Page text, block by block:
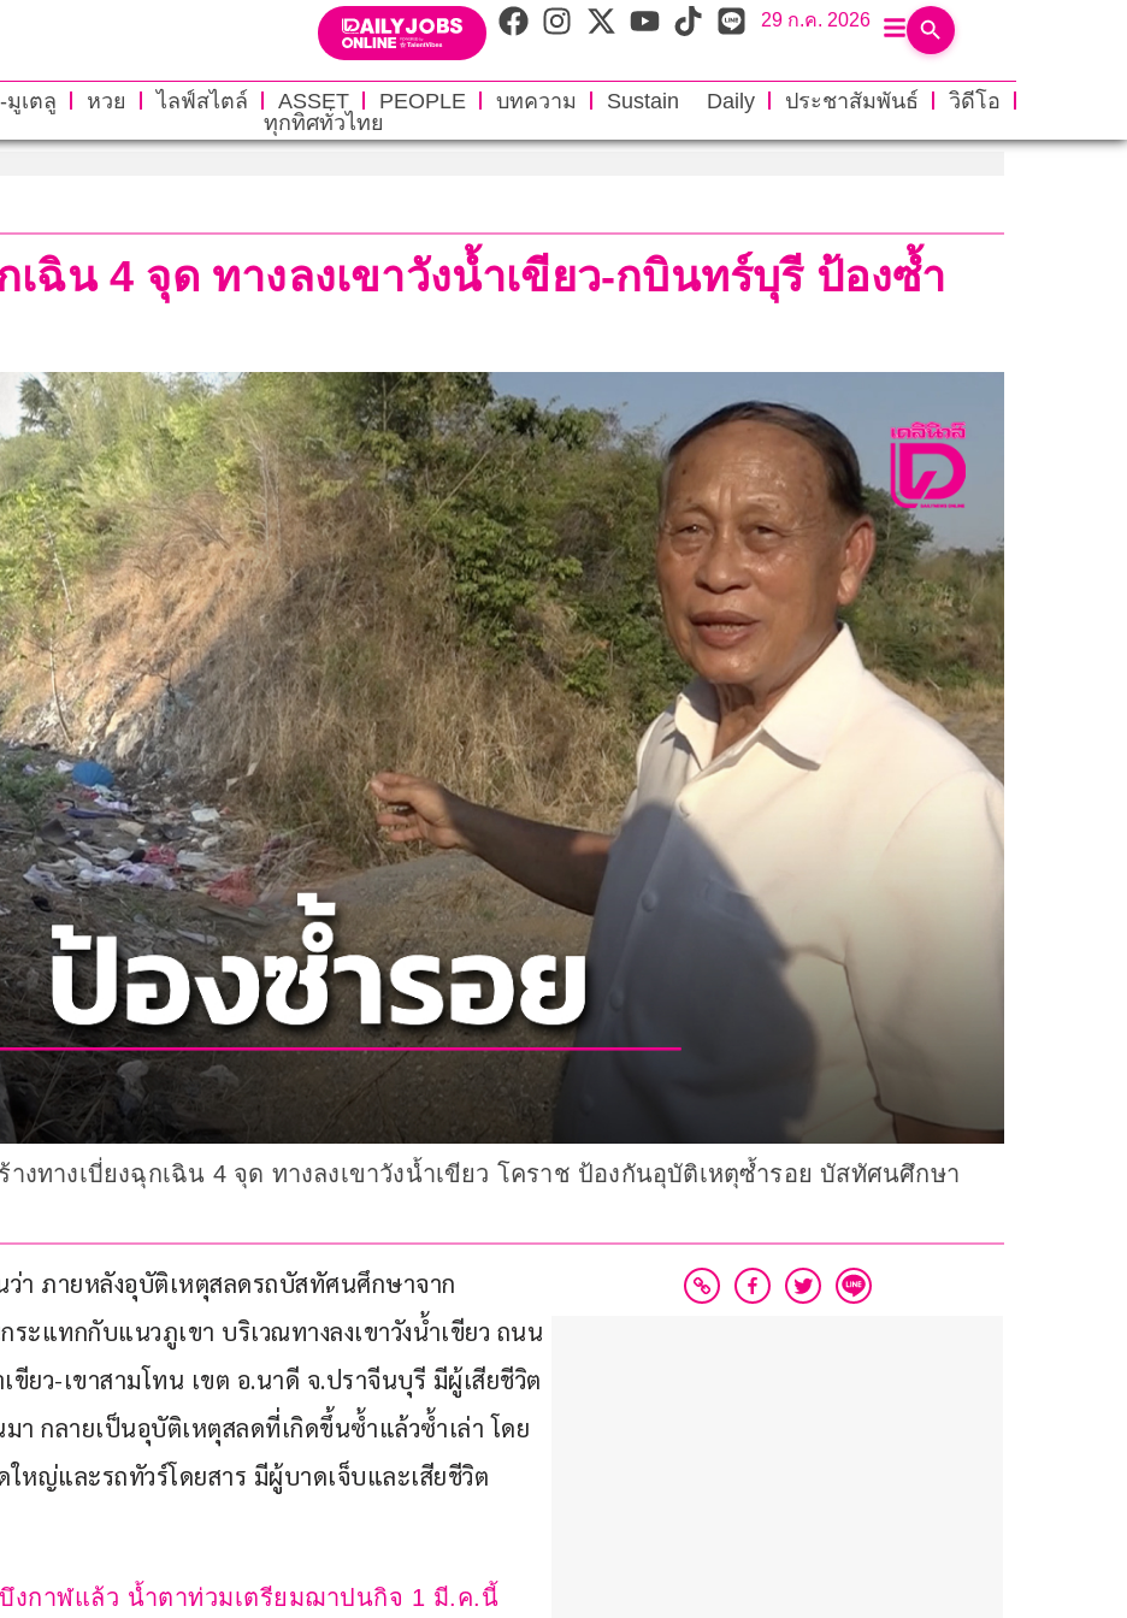
29 ก.ค. 2026
มูเตลู หวย ไลฟ์สไตล์ ASSET PEOPLE บทความ Sustain Daily ประชาสัมพันธ์
วิดีโอ
ทุกทิศทั่วไทย
เฉิน 4 จุด ทางลงเขาวังน้ำเขียว-กบินทร์บุรี ป้องซ้ำ
งทางเบี่ยงฉุกเฉิน 4 จุด ทางลงเขาวังน้ำเขียว โคราช ป้องกันอุบัติเหตุซ้ำรอย บัสทัศนศึกษา
ว่า ภายหลังอุบัติเหตุสลดรถบัสทัศนศึกษาจาก
ะแทกกับแนวภูเขา บริเวณทางลงเขาวังน้ำเขียว ถนน
ขียว-เขาสามโทน เขต อ.นาดี จ.ปราจีนบุรี มีผู้เสียชีวิต
า กลายเป็นอุบัติเหตุสลดที่เกิดขึ้นซ้ำแล้วซ้ำเล่า โดย
หญ่และรถทัวร์โดยสาร มีผู้บาดเจ็บและเสียชีวิต
งกาฬแล้ว น้ำตาท่วมเตรียมฌาปนกิจ 1 มี.ค.นี้